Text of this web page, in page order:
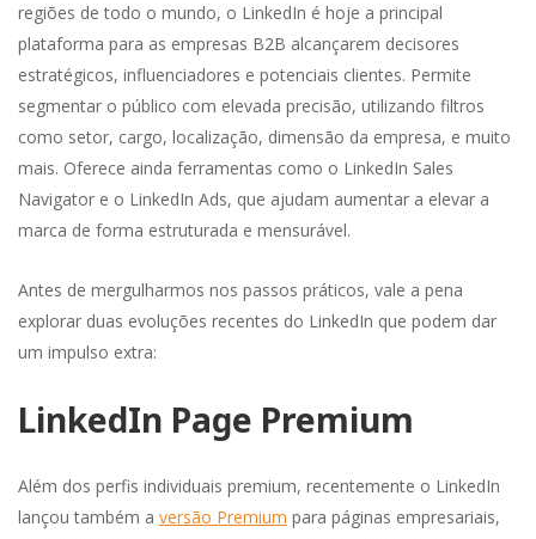
regiões de todo o mundo, o LinkedIn é hoje a principal
plataforma para as empresas B2B alcançarem decisores
estratégicos, influenciadores e potenciais clientes. Permite
segmentar o público com elevada precisão, utilizando filtros
como setor, cargo, localização, dimensão da empresa, e muito
mais. Oferece ainda ferramentas como o LinkedIn Sales
Navigator e o LinkedIn Ads, que ajudam aumentar a elevar a
marca de forma estruturada e mensurável.
Antes de mergulharmos nos passos práticos, vale a pena
explorar duas evoluções recentes do LinkedIn que podem dar
um impulso extra:
LinkedIn Page Premium
Além dos perfis individuais premium, recentemente o LinkedIn
lançou também a versão Premium para páginas empresariais,